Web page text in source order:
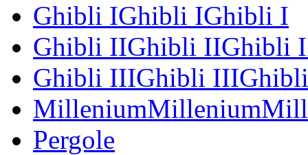
Ghibli IGhibli IGhibli I
Ghibli IIGhibli IIGhibli
Ghibli IIIGhibli
Pergole